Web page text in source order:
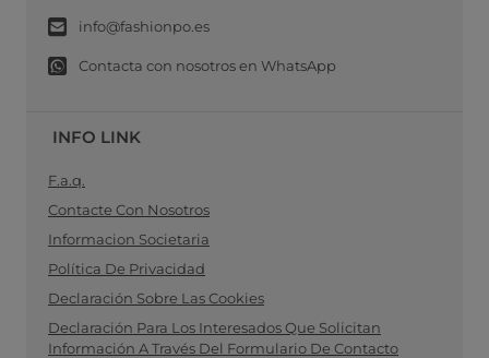
info@fashionpo.es
Contacta con nosotros en WhatsApp
INFO LINK
F.a.q.
Contacte Con Nosotros
Informacion Societaria
Política De Privacidad
Declaración Sobre Las Cookies
Declaración Para Los Interesados Que Solicitan
Información A Través Del Formulario De Contacto